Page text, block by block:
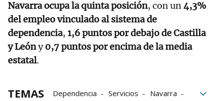
Navarra ocupa la quinta posición, con un4,3%
del empleo vinculado al sistema de
dependencia, 1,6 puntos por debajo de Castilla
y Leóny0,7 puntos por encima de la media
estatal.
TEMAS Dependencia Servicios
Navarra